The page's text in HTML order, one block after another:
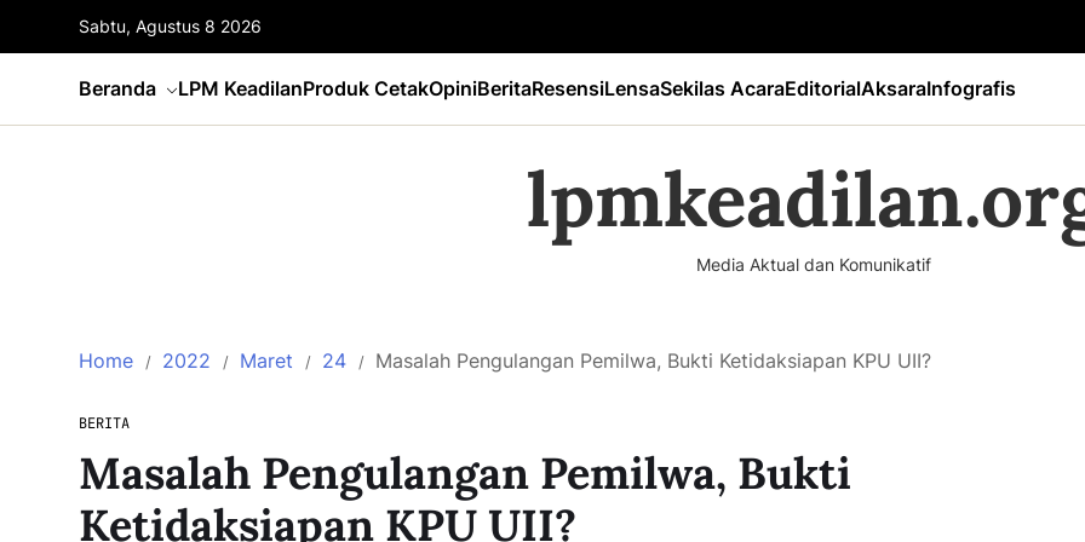
Sabtu, Agustus 8 2026
Beranda LPM KeadilanProduk CetakOpiniBeritaResensiLensaSekilas AcaraEditorialAksaraInfografis
Media Aktual dan Komunikatif
Home 2022 Maret 24 Masalah Pengulangan Pemilwa, Bukti Ketidaksiapan KPU UII?
BERITA
Masalah Pengulangan Pemilwa, Bukti
Ketidaksiapan KPU UII?